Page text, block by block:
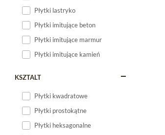
Płytki lastryko
Płytki imitujące beton
Płytki imitujące marmur
Płytki imitujące kamień
KSZTALT
Płytki kwadratowe
Płytki prostokątne
Płytki heksagonalne